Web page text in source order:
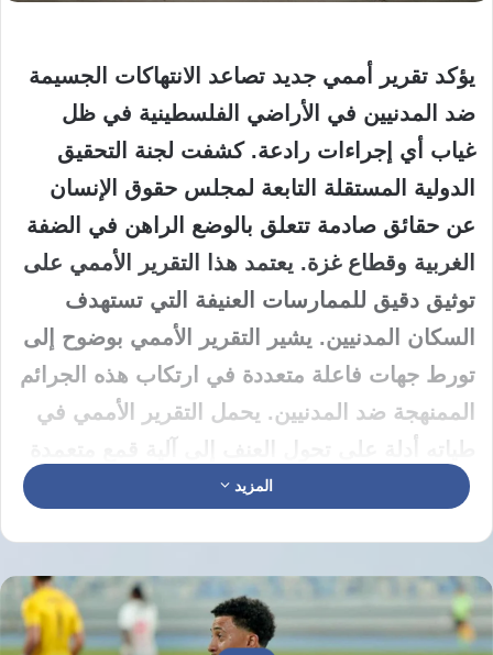
يؤكد تقرير أممي جديد تصاعد الانتهاكات الجسيمة
ضد المدنيين في الأراضي الفلسطينية في ظل
غياب أي إجراءات رادعة. كشفت لجنة التحقيق
الدولية المستقلة التابعة لمجلس حقوق الإنسان
عن حقائق صادمة تتعلق بالوضع الراهن في الضفة
الغربية وقطاع غزة. يعتمد هذا التقرير الأممي على
توثيق دقيق للممارسات العنيفة التي تستهدف
السكان المدنيين. يشير التقرير الأممي بوضوح إلى
تورط جهات فاعلة متعددة في ارتكاب هذه الجرائم
الممنهجة ضد المدنيين. يحمل التقرير الأممي في
ضد المدنيين الفلسطينيين.
تفاقم اعتداءات المستوطنين وتداعياتها
يرصد التقرير الأممي ارتفاعاً ملحوظاً في اعتداءات
المستوطنين بالضفة الغربية خلال الفترة الأخيرة.
المزيد